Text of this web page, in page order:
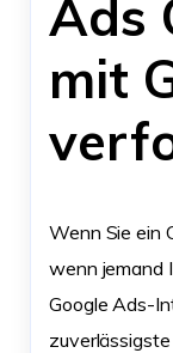
Ads
mit
Wenn Sie ein
wenn jemand
Google Ads-